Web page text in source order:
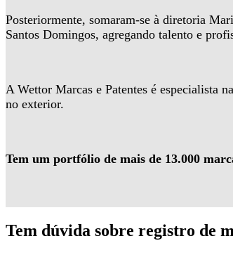
Posteriormente, somaram-se à diretoria
Santos Domingos, agregando talento e
A Wettor Marcas e Patentes é especialista
no exterior.
Tem um portfólio de mais de 13.000
Tem dúvida sobre registro de